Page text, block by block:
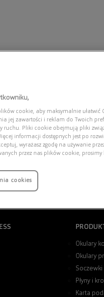
ICON
Okulary
Okulary
Płyny i
Karta
cookie, aby maksymalnie ułatwić
jej zawartości i reklam do Twoich
ruchu. Pliki cookie obejmują pliki
informacji dostępnych jest po
wyrażasz zgodę na używanie
przez nas plików cookie,
cookies